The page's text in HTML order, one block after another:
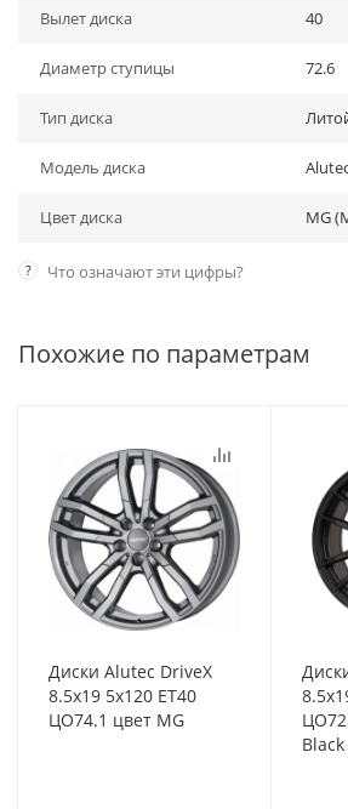
Вылет диска 40
Диаметр ступицы 72.6
Тип диска
Модель диска
Цвет диска MG
? Что означают эти цифры?
Похожие по параметрам
Диски Alutec DriveX
8.5x19 5x120 ET40
ЦО74.1 цвет MG
Black